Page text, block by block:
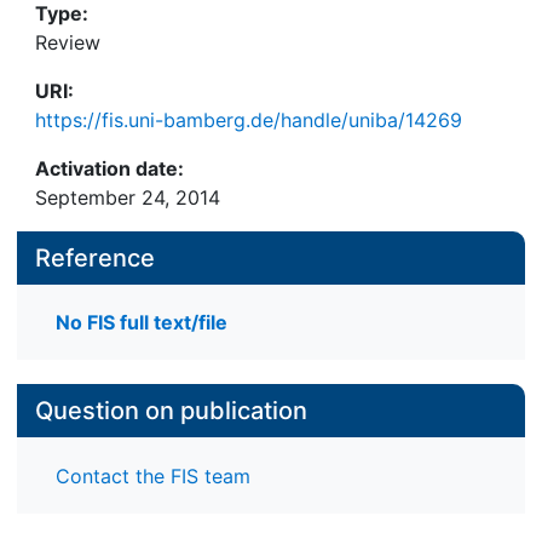
Type:
Review
URI:
https://fis.uni-bamberg.de/handle/uniba/14269
Activation date:
September 24, 2014
Reference
No FIS full text/file
Question on publication
Contact the FIS team